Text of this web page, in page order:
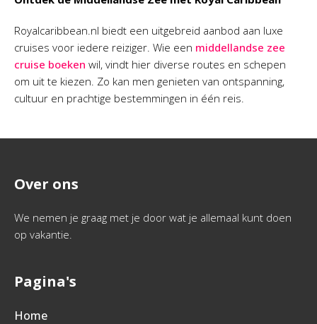
Royalcaribbean.nl biedt een uitgebreid aanbod aan luxe
cruises voor iedere reiziger. Wie een middellandse zee
cruise boeken wil, vindt hier diverse routes en schepen
om uit te kiezen. Zo kan men genieten van ontspanning,
cultuur en prachtige bestemmingen in één reis.
Over ons
We nemen je graag met je door wat je allemaal kunt doen
op vakantie.
Pagina's
Home